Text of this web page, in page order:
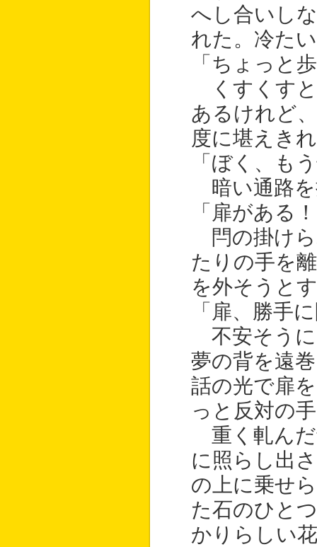
へし合いし
れた。冷た
「ちょっと
くすくすと
あるけれど
度に堪えき
「ぼく、も
暗い通路を
「扉がある
閂の掛けら
たりの手を
を外そうと
「扉、勝手
不安そうに
夢の背を遠
話の光で扉
っと反対の
重く軋んだ
に照らし出
の上に乗せ
た石のひと
かりらしい